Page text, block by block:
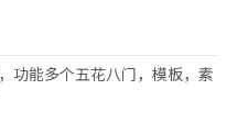
功能多个五花八门，模板，素